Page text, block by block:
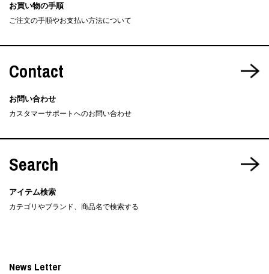
お買い物の手順
ご注文の手順やお支払い方法について
Contact
お問い合わせ
カスタマーサポートへのお問い合わせ
Search
アイテム検索
カテゴリやブランド、商品名で検索する
News Letter